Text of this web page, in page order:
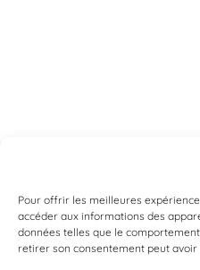
Pour offrir les meilleures
accéder aux informations des
données telles que le
retirer son consentement peut
Can't find what
If it exists, we probably have